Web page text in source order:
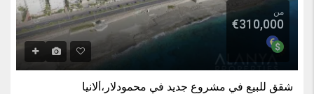
من
€310,000
شقق للبيع في مشروع جديد في محمودلار،ألانيا